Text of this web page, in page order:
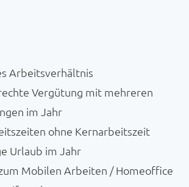
Arbeitsverhältnis
Vergütung mit mehreren
im Jahr
ohne Kernarbeitszeit
Urlaub im Jahr
Mobilen Arbeiten / Homeoffice